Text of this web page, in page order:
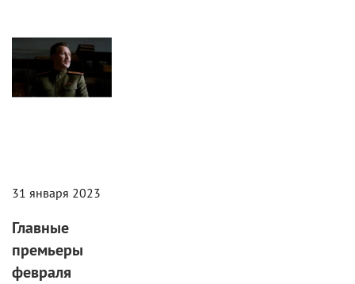
31 января 2023
Главные
премьеры
февраля